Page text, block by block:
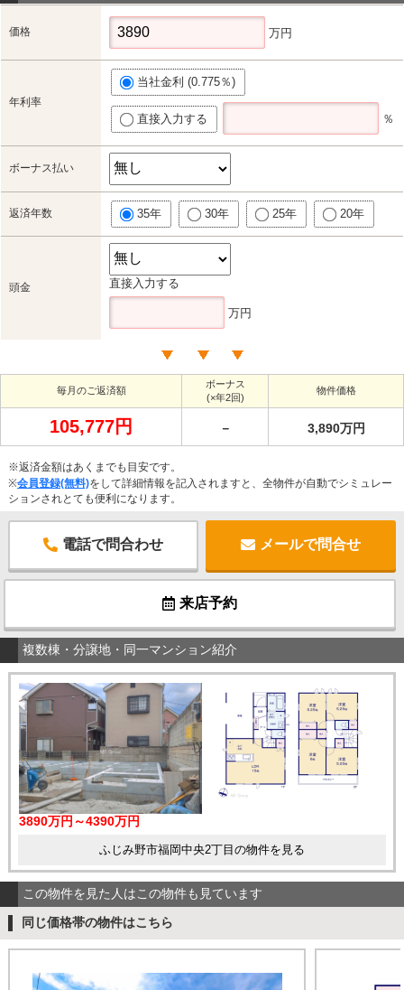
価格 万円
年利率
当社金利 (0.775％)
直接入力する ％
ボーナス払い
返済年数 35年 30年 25年 20年
頭金 直接入力する
万円
毎月のご返済額
ボーナス
(×年2回)
物件価格
105,777円 － 3,890万円
※返済金額はあくまでも目安です。
※会員登録(無料)をして詳細情報を記入されますと、全物件が自動でシミュレー
ションされとても便利になります。
電話で問合わせ メールで問合せ
来店予約
複数棟・分譲地・同一マンション紹介
3890万円～4390万円
ふじみ野市福岡中央2丁目の物件を見る
この物件を見た人はこの物件も見ています
同じ価格帯の物件はこちら